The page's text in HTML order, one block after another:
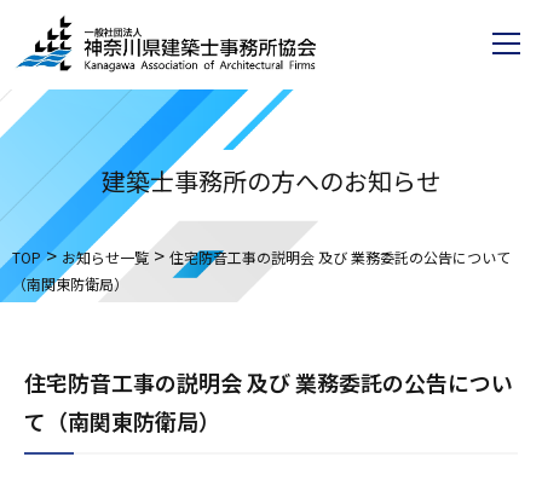
建築士事務所の方へのお知らせ
TOP> お知らせ一覧> 住宅防音工事の説明会 及び 業務委託の公告について
（南関東防衛局）
住宅防音工事の説明会 及び 業務委託の公告につい
て（南関東防衛局）